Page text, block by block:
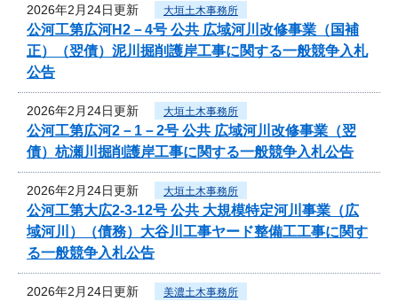
2026年2月24日更新 大垣土木事務所
公河工第広河H2－4号 公共 広域河川改修事業（国補
正）（翌債）泥川掘削護岸工事に関する一般競争入札
公告
2026年2月24日更新 大垣土木事務所
公河工第広河2－1－2号 公共 広域河川改修事業（翌
債）杭瀬川掘削護岸工事に関する一般競争入札公告
2026年2月24日更新 大垣土木事務所
公河工第大広2-3-12号 公共 大規模特定河川事業（広
域河川）（債務）大谷川工事ヤード整備工工事に関す
る一般競争入札公告
2026年2月24日更新 美濃土木事務所